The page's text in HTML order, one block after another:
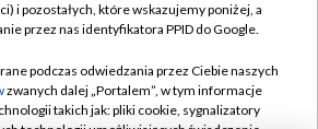
Cyfrowa
Pomoc
Kontakt
i pozostałych, które wskazujemy poniżej, a
przez nas identyfikatora PPID do Google.
podczas odwiedzania przez Ciebie naszych
zwanych dalej „Portalem”, w tym informacje
takich jak: pliki cookie, sygnalizatory